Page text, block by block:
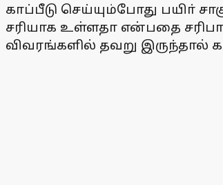
காப்பீடு செய்யும்போது பயிா்
சரியாக உள்ளதா என்பதை
விவரங்களில் தவறு இருந்தால்